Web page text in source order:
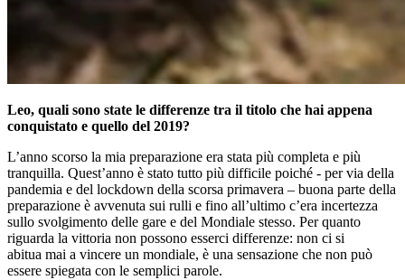
Leo, quali sono state le differenze tra il titolo che hai appena
conquistato e quello del 2019?
L’anno scorso la mia preparazione era stata più completa e più
tranquilla. Quest’anno è stato tutto più difficile poiché - per via della
pandemia e del lockdown della scorsa primavera – buona parte della
preparazione è avvenuta sui rulli e fino all’ultimo c’era incertezza
sullo svolgimento delle gare e del Mondiale stesso. Per quanto
riguarda la vittoria non possono esserci differenze: non ci si
abitua mai a vincere un mondiale, è una sensazione che non può
essere spiegata con le semplici parole.